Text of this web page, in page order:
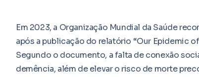
Em 2023, a Organização Mundial da Saúde
após a publicação do relatório “Our Epidemic
Segundo o documento, a falta de conexão
demência, além de elevar o risco de morte